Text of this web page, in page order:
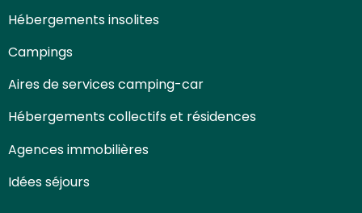
Hébergements insolites
Campings
Aires de services camping-car
Hébergements collectifs et résidences
Agences immobilières
Idées séjours